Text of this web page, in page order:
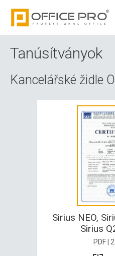
Tanúsítványok
Kancelářské židle
Sirius NEO,
Sirius
PDF |